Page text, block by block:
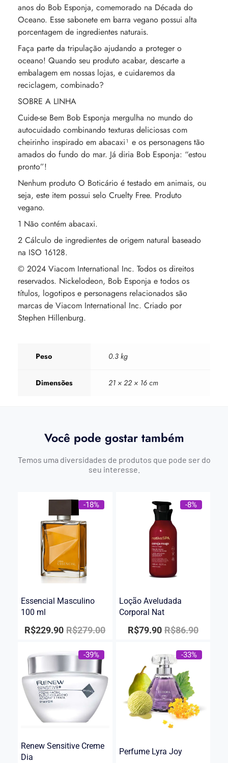
anos do Bob Esponja, comemorado na Década do
Oceano. Esse sabonete em barra vegano possui alta
porcentagem de ingredientes naturais.
Faça parte da tripulação ajudando a proteger o
oceano! Quando seu produto acabar, descarte a
embalagem em nossas lojas, e cuidaremos da
reciclagem, combinado?
SOBRE A LINHA
Cuide-se Bem Bob Esponja mergulha no mundo do
autocuidado combinando texturas deliciosas com
cheirinho inspirado em abacaxi¹ e os personagens tão
amados do fundo do mar. Já diria Bob Esponja: “estou
pronto”!
Nenhum produto O Boticário é testado em animais, ou
seja, este item possui selo Cruelty Free. Produto
vegano.
1 Não contém abacaxi.
2 Cálculo de ingredientes de origem natural baseado
na ISO 16128.
© 2024 Viacom International Inc. Todos os direitos
reservados. Nickelodeon, Bob Esponja e todos os
títulos, logotipos e personagens relacionados são
marcas de Viacom International Inc. Criado por
Stephen Hillenburg.
Peso 0.3 kg
Dimensões 21 × 22 × 16 cm
Você pode gostar também
Temos uma diversidades de produtos que pode ser do
seu interesse.
-18%
Essencial Masculino
100 ml
R$279.00
R$229.90
-8%
Loção Aveludada
Corporal Nat
R$86.90
R$79.90
-39%
Renew Sensitive Creme
Dia
-33%
Perfume Lyra Joy